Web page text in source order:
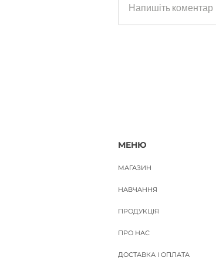
Напишіть коментар
МЕНЮ
МАГАЗИН
НАВЧАННЯ
ПРОДУКЦІЯ
ПРО НАС
ДОСТАВКА І ОПЛАТА